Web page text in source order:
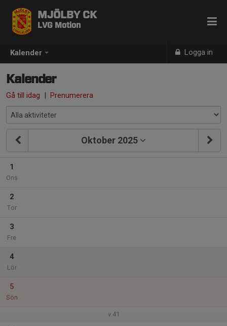
Kalender Logga in
MJÖLBY CK
LVG Motion
Kalender
Gå till idag | Prenumerera
Oktober 2025
1
Ons
2
Tor
3
Fre
4
Lör
5
Sön
v.41